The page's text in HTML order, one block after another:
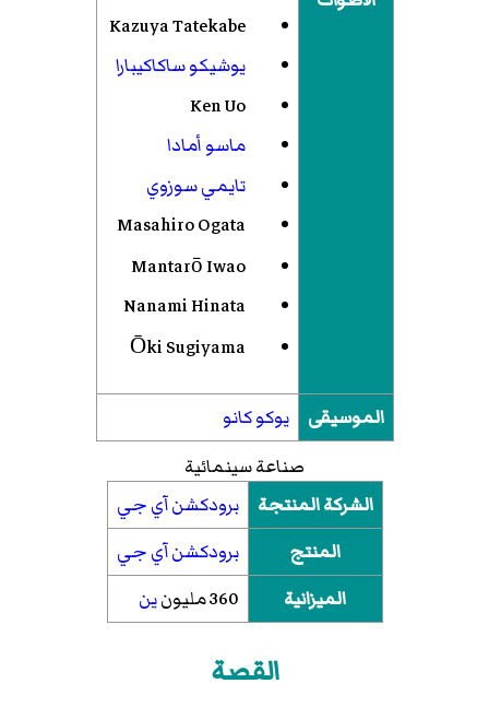
Kazuya Tatekabe
يوشيكو ساكاكيبارا
Ken Uo
ماسو أمادا
تايمي سوزوي
Masahiro Ogata
Mantarō Iwao
Nanami Hinata
Ōki Sugiyama
الموسيقى
يوكو كانو
صناعة سينمائية
الشركة المنتجة
برودكشن آي جي
المنتج
برودكشن آي جي
الميزانية
360 مليون ين
القصة